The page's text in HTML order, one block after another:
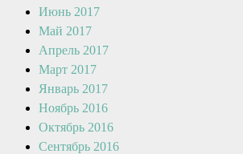
Июнь 2017
Май 2017
Апрель 2017
Март 2017
Январь 2017
Ноябрь 2016
Октябрь 2016
Сентябрь 2016